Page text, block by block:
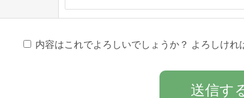
内容はこれでよろしいでしょうか？ よろしけれ